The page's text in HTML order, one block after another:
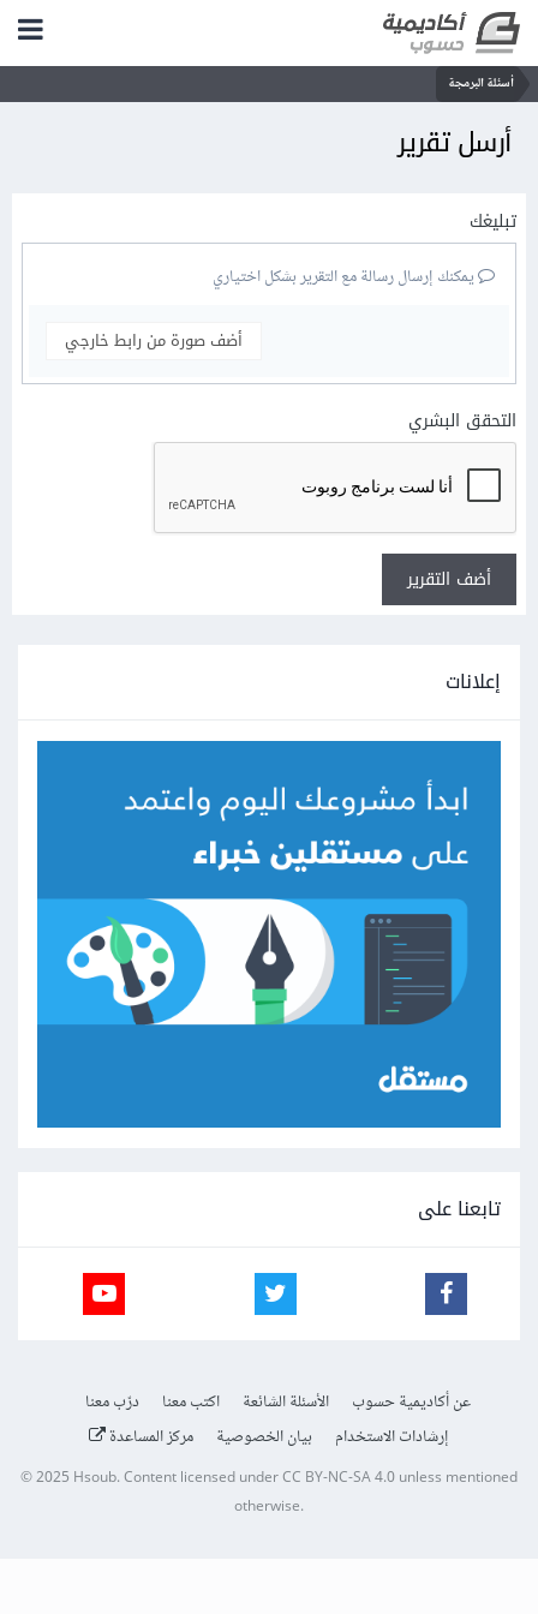
أسئلة البرمجة
أرسل تقرير
تبليغك
يمكنك إرسال رسالة مع التقرير بشكل اختياري
أضف صورة من رابط خارجي
التحقق البشري
أضف التقرير
إعلانات
تابعنا على
عن أكاديمية حسوب الأسئلة الشائعة اكتب معنا
درّب معنا
إرشادات الاستخدام
بيان الخصوصية مركز المساعدة
© 2025 Hsoub.Content licensed underCC BY-NC-SA 4.0unless mentioned
otherwise.